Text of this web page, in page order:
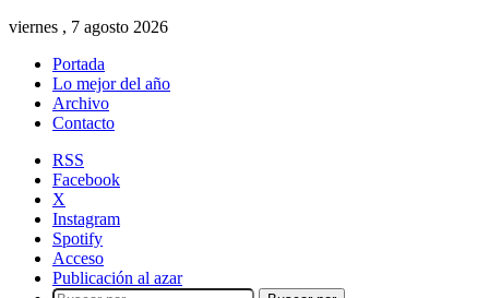
viernes , 7 agosto 2026
Portada
Lo mejor del año
Archivo
Contacto
RSS
Facebook
X
Instagram
Spotify
Acceso
Publicación al azar